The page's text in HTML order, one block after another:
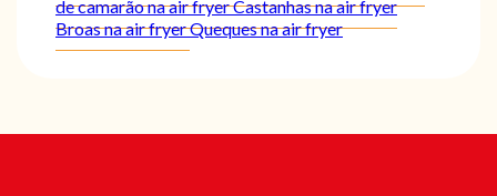
de camarão na air fryerCastanhas na air fryer
Broas na air fryerQueques na air fryer